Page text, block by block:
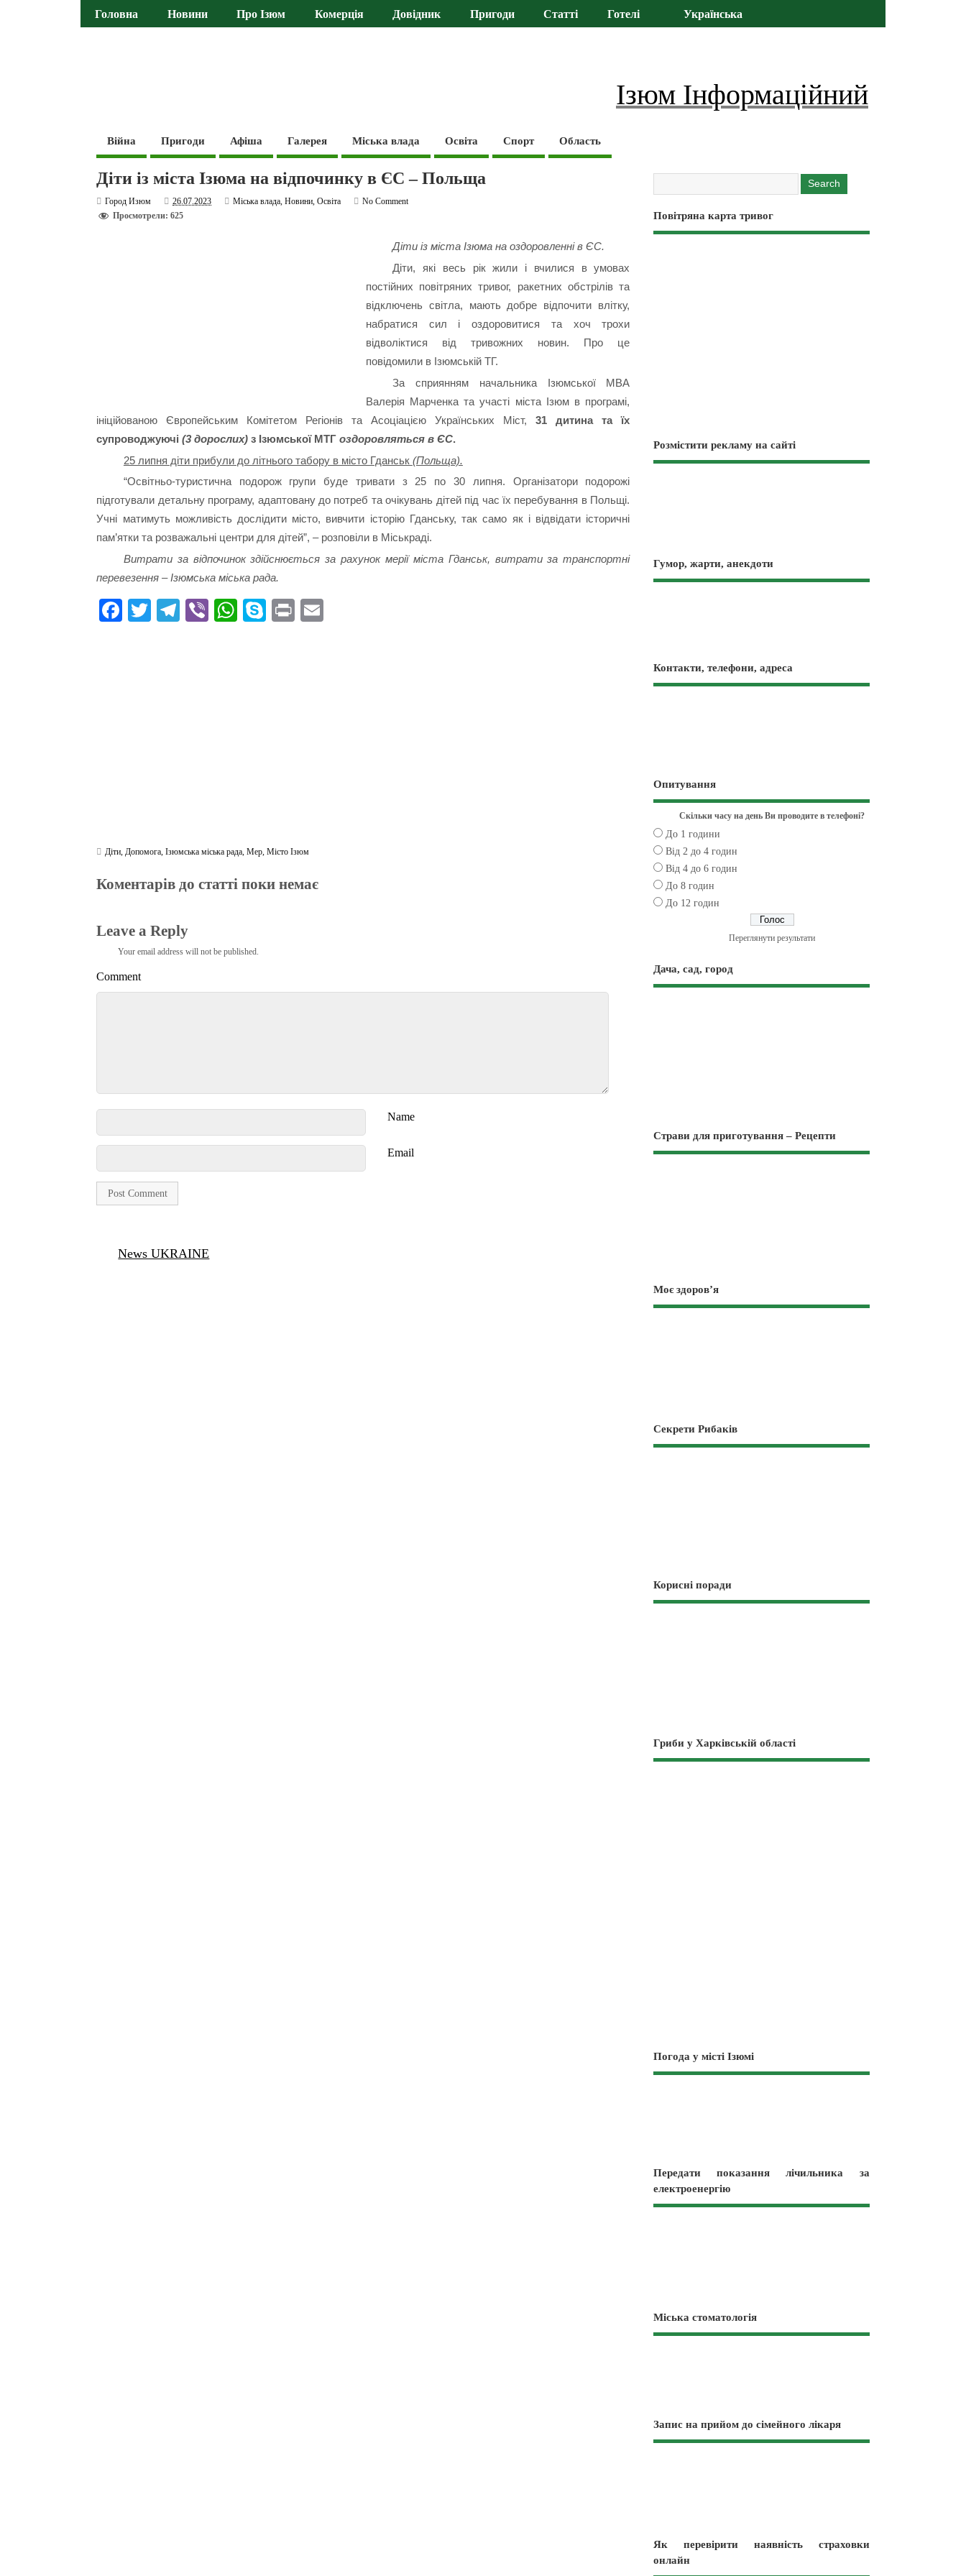
Головна Новини Про Ізюм Комерція Довідник Пригоди Статті Готелі Українська
Ізюм Інформаційний
Війна Пригоди Афіша Галерея Міська влада Освіта Спорт Область
Діти із міста Ізюма на відпочинку в ЄС – Польща
Город Изюм 26.07.2023 Міська влада,Новини,Освіта
No Comment
Просмотрели: 625
Діти із міста Ізюма на оздоровленні в ЄС.
Діти, які весь рік жили і вчилися в умовах
постійних повітряних тривог, ракетних обстрілів та
відключень світла, мають добре відпочити влітку,
набратися сил і оздоровитися та хоч трохи
відволіктися від тривожних новин. Про це
повідомили в Ізюмській ТГ.
За сприянням начальника Ізюмської МВА
Валерія Марченка та участі міста Ізюм в програмі,
ініційованою Європейським Комітетом Регіонів та Асоціацією Українських Міст,31 дитина та їх
супроводжуючі(3 дорослих) з Ізюмської МТГоздоровляться в ЄС.
25 липня діти прибули до літнього табору в місто Гданськ (Польща).
“Освітньо-туристична подорож групи буде тривати з 25 по 30 липня. Організатори подорожі
підготували детальну програму, адаптовану до потреб та очікувань дітей під час їх перебування в Польщі.
Учні матимуть можливість дослідити місто, вивчити історію Гданську, так само як і відвідати історичні
пам’ятки та розважальні центри для дітей”, – розповіли в Міськраді.
Витрати за відпочинок здійснюється за рахунок мерії міста Гданськ, витрати за транспортні
перевезення – Ізюмська міська рада.
Fa T
Te Vi
W
S
Pr
Діти,Допомога,Ізюмська міська рада,Мер,Місто Ізюм
Коментарів до статті поки немає
Leave a Reply
Your email address will not be published.
Comment
Name
Email
News UKRAINE
Повітряна карта тривог
Розмістити рекламу на сайті
Гумор, жарти, анекдоти
Контакти, телефони, адреса
Опитування
Скільки часу на день Ви проводите в телефоні?
До 1 години
Від 2 до 4 годин
Від 4 до 6 годин
До 8 годин
До 12 годин
Переглянути результати
Дача, сад, город
Страви для приготування – Рецепти
Моє здоров’я
Секрети Рибаків
Корисні поради
Гриби у Харківській області
Погода у місті Ізюмі
Передати показання лічильника за
електроенергію
Міська стоматологія
Запис на прийом до сімейного лікаря
Як перевірити наявність страховки
онлайн